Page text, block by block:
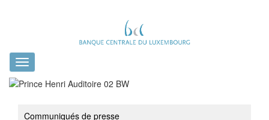
Toggle
navigation
Communiqués de presse